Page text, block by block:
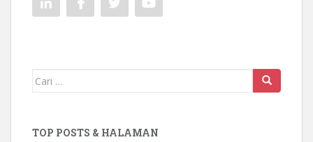
Mencari:
TOP POSTS & HALAMAN